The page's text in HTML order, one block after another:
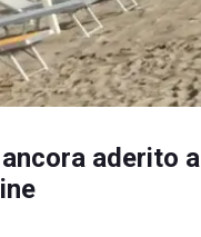
aderito al